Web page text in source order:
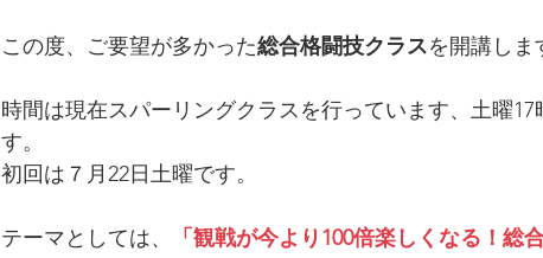
この度、ご要望が多かった総合格闘技クラスを開講しま
時間は現在スパーリングクラスを行っています、土曜17
す。
初回は７月22日土曜です。
テーマとしては、 「観戦が今より100倍楽しくなる！総